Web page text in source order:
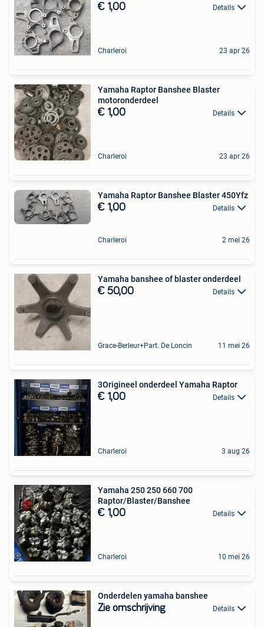
€ 1,00 Details
Charleroi 23 apr 26
Yamaha Raptor Banshee Blaster
motoronderdeel
€ 1,00 Details
Charleroi 23 apr 26
Yamaha Raptor Banshee Blaster 450Yfz
€ 1,00 Details
Charleroi 2 mei 26
Yamaha banshee of blaster onderdeel
€ 50,00 Details
Grace-Berleur+Part. De Loncin 11 mei 26
3Origineel onderdeel Yamaha Raptor
€ 1,00 Details
Charleroi 3 aug 26
Yamaha 250 250 660 700
Raptor/Blaster/Banshee
€ 1,00 Details
Charleroi 10 mei 26
Onderdelen yamaha banshee
Zie omschrijving Details